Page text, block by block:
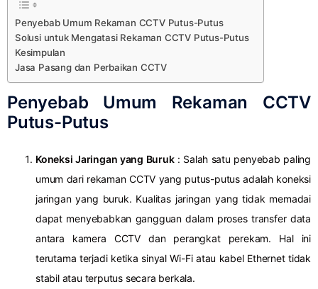
Penyebab Umum Rekaman CCTV Putus-Putus
Solusi untuk Mengatasi Rekaman CCTV Putus-Putus
Kesimpulan
Jasa Pasang dan Perbaikan CCTV
Penyebab Umum Rekaman CCTV
Putus-Putus
Koneksi Jaringan yang Buruk: Salah satu penyebab paling
umum dari rekaman CCTV yang putus-putus adalah koneksi
jaringan yang buruk. Kualitas jaringan yang tidak memadai
dapat menyebabkan gangguan dalam proses transfer data
antara kamera CCTV dan perangkat perekam. Hal ini
terutama terjadi ketika sinyal Wi-Fi atau kabel Ethernet tidak
stabil atau terputus secara berkala.